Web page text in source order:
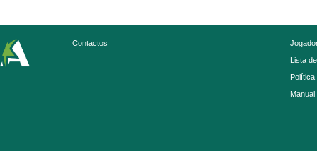
Contactos
Lista
Política